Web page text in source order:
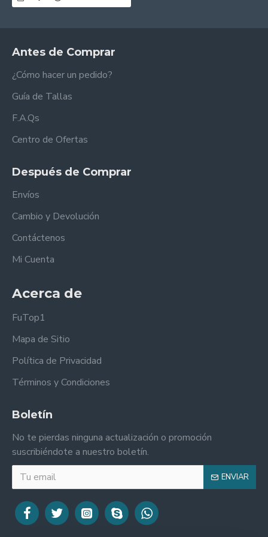
Antes de Comprar
¿Cómo hacer un pedido?
Guía de Tallas
F.A.Qs
Centro de Ofertas
Después de Comprar
Envíos
Cambio y Devolución
Contáctenos
Mi Cuenta
Acerca de
FuTop1
Mapa de Sitio
Política de Privacidad
Términos y Condiciones
Boletín
No te pierdas ninguna actualización o promoción
suscribiéndote a nuestro boletín.
ENVIAR